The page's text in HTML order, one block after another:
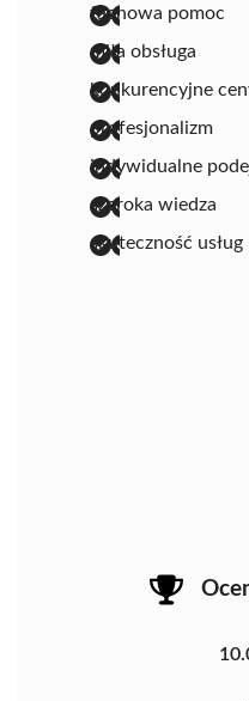
fachowa pomoc
miła obsługa
konkurencyjne
profesjonalizm
indywidualne
szeroka wiedza
skuteczność usług